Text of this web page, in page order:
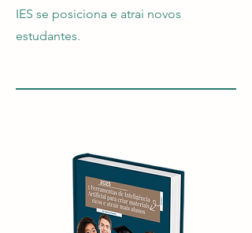
IES se posiciona e atrai novos
estudantes.